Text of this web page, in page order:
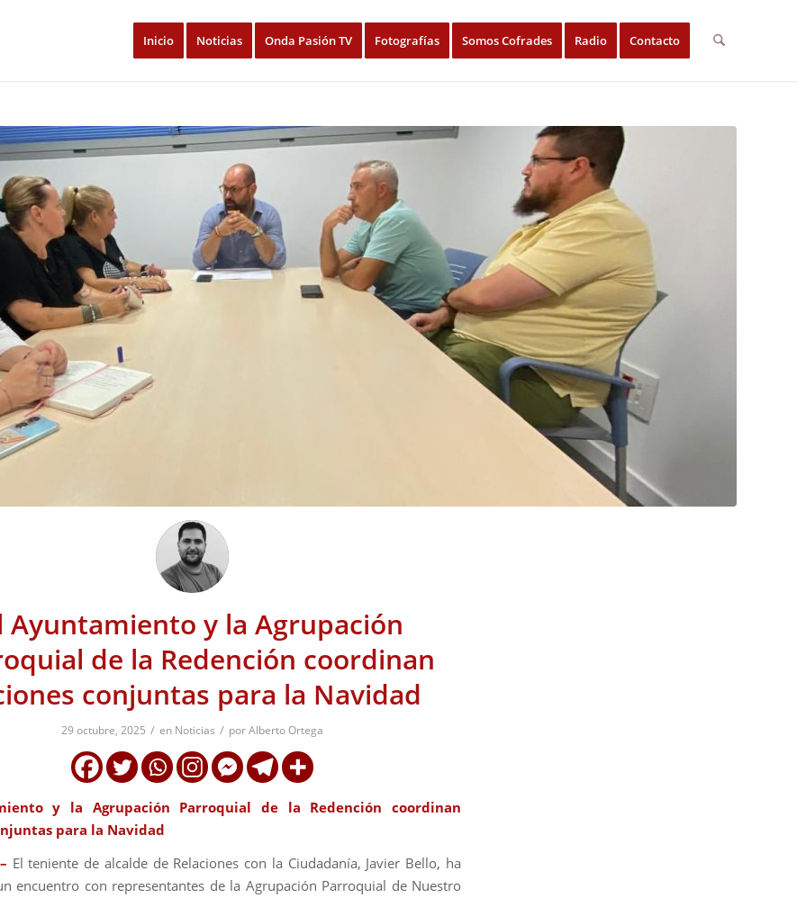
Inicio Noticias Onda Pasión TV Fotografías Somos Cofrades Radio Contacto
Ayuntamiento y la Agrupación
de la Redención coordinan
conjuntas para la Navidad
29 octubre, 2025 / en Noticias / porAlberto Ortega
y la Agrupación Parroquial de la Redención coordinan
para la Navidad
El teniente de alcalde de Relaciones con la Ciudadanía, Javier Bello, ha
encuentro con representantes de la Agrupación Parroquial de Nuestro